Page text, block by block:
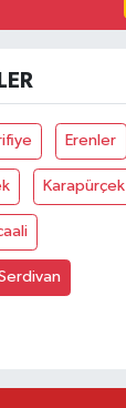
Erenler
Karapürçek